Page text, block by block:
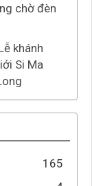
chờ đèn
khánh
Si Ma
165